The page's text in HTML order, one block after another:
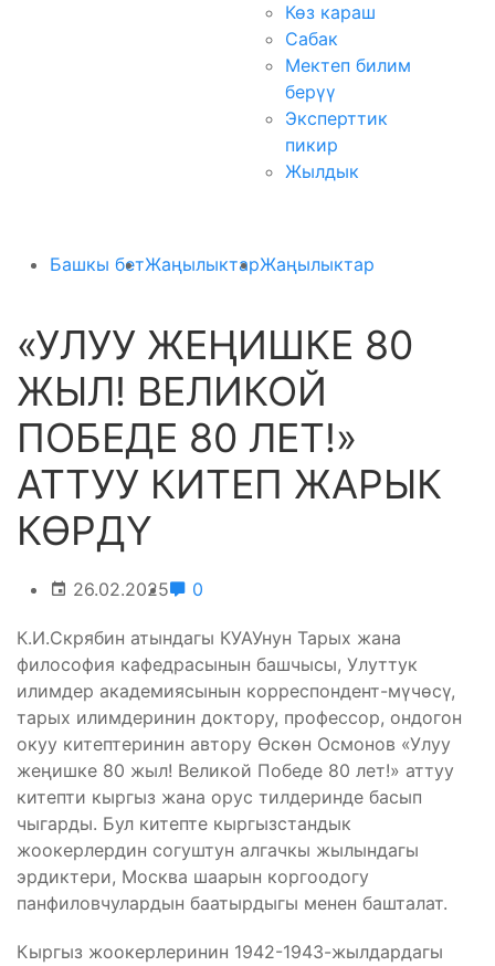
Көз караш
Сабак
Мектеп билим
берүү
Эксперттик
пикир
Жылдык
Башкы бетЖаңылыктарЖаңылыктар
«УЛУУ ЖЕҢИШКЕ 80
ЖЫЛ! ВЕЛИКОЙ
ПОБЕДЕ 80 ЛЕТ!»
АТТУУ КИТЕП ЖАРЫК
КӨРДҮ
26.02.2025 0
К.И.Скрябин атындагы КУАУнун Тарых жана
философия кафедрасынын башчысы, Улуттук
илимдер академиясынын корреспондент-мүчөсү,
тарых илимдеринин доктору, профессор, ондогон
окуу китептеринин автору Өскөн Осмонов «Улуу
жеңишке 80 жыл! Великой Победе 80 лет!» аттуу
китепти кыргыз жана орус тилдеринде басып
чыгарды. Бул китепте кыргызстандык
жоокерлердин согуштун алгачкы жылындагы
эрдиктери, Москва шаарын коргоодогу
панфиловчулардын баатырдыгы менен башталат.
Кыргыз жоокерлеринин 1942-1943-жылдардагы